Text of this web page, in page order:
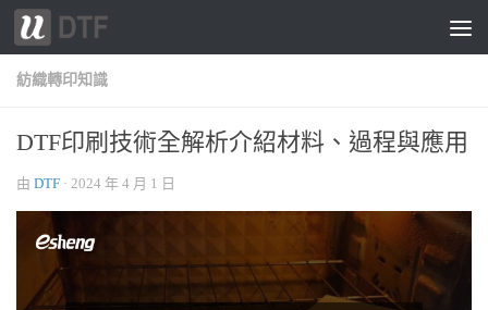
跳轉至內容
紡織轉印知識
DTF印刷技術全解析介紹材料、過程與應用
由 DTF · 2024 年 4 月 1 日